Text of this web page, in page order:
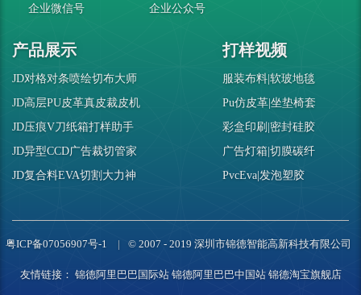
企业微信号 企业公众号
产品展示
JD对格对条喷绘切布大师
JD高层PU皮革真皮裁皮机
JD压痕V刀纸箱打样助手
JD异型CCD广告裁切管家
JD复合料EVA切割大力神
打样视频
服装布料|软玻地毯
Pu仿皮革|坐垫椅套
彩盒印刷|密封硅胶
广告灯箱|切膜碳纤
PvcEva|发泡塑胶
粤ICP备07056907号-1 © 2007 - 2019 深圳市锦德智能高新科技有限公司
友情链接： 锦德阿里巴巴国际站 锦德阿里巴巴中国站 锦德淘宝旗舰店